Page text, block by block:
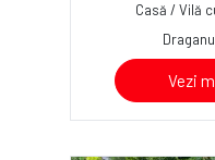
Casă / Vilă
Draganu
Vezi